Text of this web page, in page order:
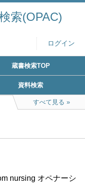
索(OPAC)
ログイン
蔵書検索TOP
資料検索
すべて見る
nursing オペナーシ